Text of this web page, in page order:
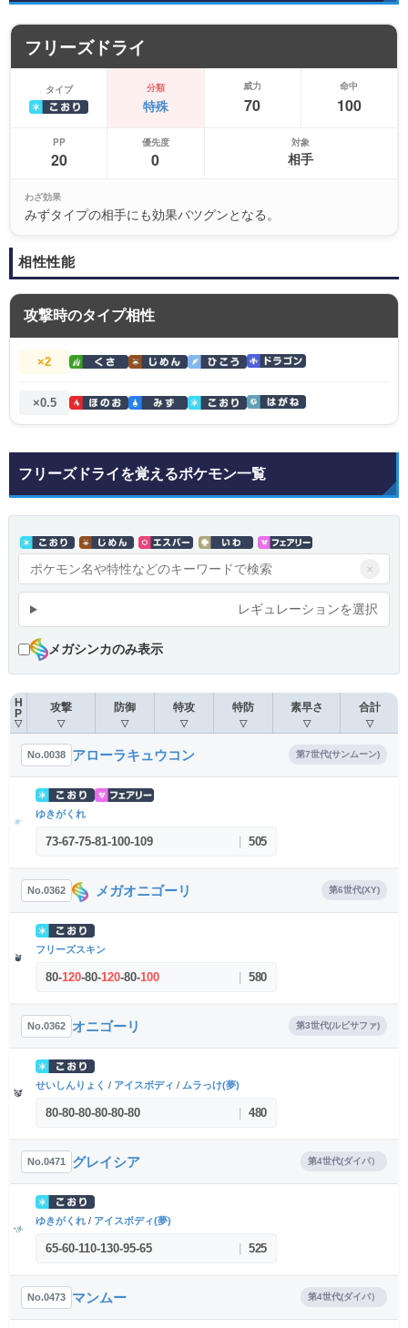
フリーズドライ
タイプ 分類
特殊
威力
70
命中
100
PP
20
優先度
0
対象
相手
わざ効果
みずタイプの相手にも効果バツグンとなる。
相性性能
攻撃時のタイプ相性
×2
×0.5
フリーズドライを覚えるポケモン一覧
×
レギュレーションを選択
メガシンカのみ表示
H
P
▽
攻撃
▽
防御
▽
特攻
▽
特防
▽
素早さ
▽
合計
▽
No.0038 アローラキュウコン 第7世代(サンムーン)
ゆきがくれ
73-67-75-81-100-109 | 505
No.0362 メガオニゴーリ 第6世代(XY)
フリーズスキン
80-120-80-120-80-100 | 580
No.0362 オニゴーリ 第3世代(ルビサファ)
せいしんりょく / アイスボディ / ムラっけ(夢)
80-80-80-80-80-80 | 480
No.0471 グレイシア 第4世代(ダイパ）
ゆきがくれ / アイスボディ(夢)
65-60-110-130-95-65 | 525
No.0473 マンムー 第4世代(ダイパ）